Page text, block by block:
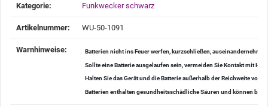
Produkteigenschaft
Wert
Kategorie: Funkwecker schwarz
Artikelnummer: WU-50-1091
Warnhinweise‍: Batterien nicht ins Feuer werfen, kurzschließen, auseinandernehmen
Sollte eine Batterie ausgelaufen sein, vermeiden Sie Kontakt mit
Halten Sie das Gerät und die Batterie außerhalb der Reichweite von
Batterien enthalten gesundheitsschädliche Säuren und können bei